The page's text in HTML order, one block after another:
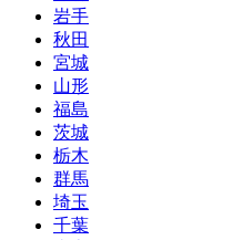
岩手
秋田
宮城
山形
福島
茨城
栃木
群馬
埼玉
千葉